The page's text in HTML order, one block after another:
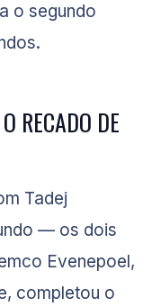
o segundo
RECADO DE
Tadej
— os dois
Evenepoel,
completou o